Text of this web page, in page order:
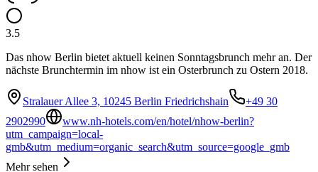
3.5
Das nhow Berlin bietet aktuell keinen Sonntagsbrunch mehr an. Der
nächste Brunchtermin im nhow ist ein Osterbrunch zu Ostern 2018.
Stralauer Allee 3, 10245 Berlin Friedrichshain
+49 30
2902990
www.nh-hotels.com/en/hotel/nhow-berlin?
utm_campaign=local-
gmb&utm_medium=organic_search&utm_source=google_gmb
Mehr sehen